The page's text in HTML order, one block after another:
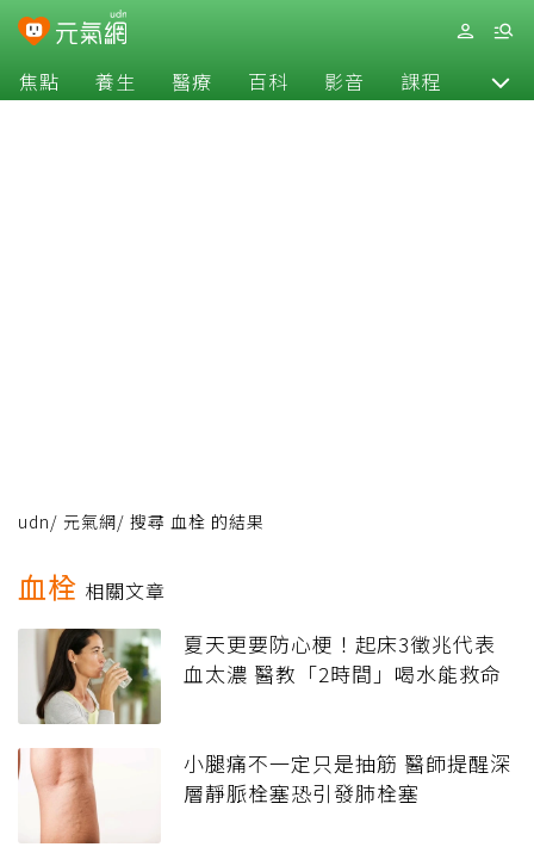
焦點 養生 醫療 百科 影音 課程 退休
udn/ 元氣網/ 搜尋 血栓 的結果
血栓 相關文章
夏天更要防心梗！起床3徵兆代表
血太濃 醫教「2時間」喝水能救命
小腿痛不一定只是抽筋 醫師提醒深
層靜脈栓塞恐引發肺栓塞